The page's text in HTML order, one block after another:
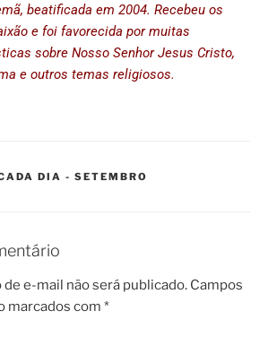
beatificada em 2004. Recebeu os
e foi favorecida por muitas
sobre Nosso Senhor Jesus Cristo,
e outros temas religiosos.
DIA - SETEMBRO
de e-mail não será publicado. Campos
marcados com *